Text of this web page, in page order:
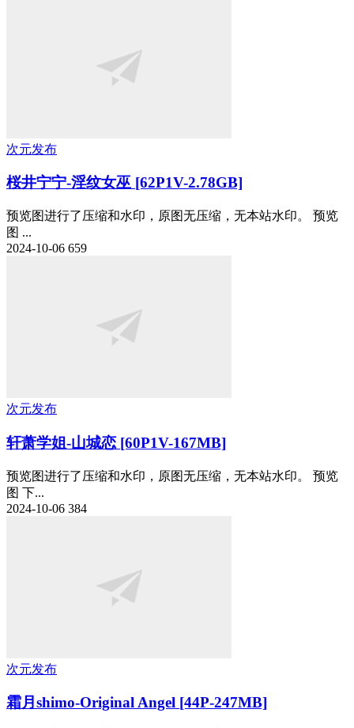
次元发布
桜井宁宁-淫纹女巫 [62P1V-2.78GB]
预览图进行了压缩和水印，原图无压缩，无本站水印。 预览
图 ...
2024-10-06 659
次元发布
轩萧学姐-山城恋 [60P1V-167MB]
预览图进行了压缩和水印，原图无压缩，无本站水印。 预览
图 下...
2024-10-06 384
次元发布
霜月shimo-Original Angel [44P-247MB]